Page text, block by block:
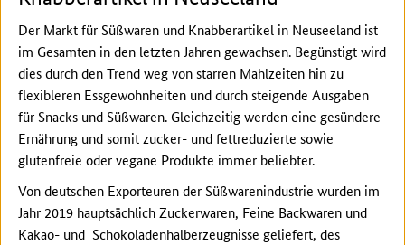
Der Markt für Süßwaren und Knabberartikel in Neuseeland ist
im Gesamten in den letzten Jahren gewachsen. Begünstigt wird
dies durch den Trend weg von starren Mahlzeiten hin zu
flexibleren Essgewohnheiten und durch steigende Ausgaben
für Snacks und Süßwaren. Gleichzeitig werden eine gesündere
Ernährung und somit zucker- und fettreduzierte sowie
glutenfreie oder vegane Produkte immer beliebter.
Von deutschen Exporteuren der Süßwarenindustrie wurden im
Jahr 2019 hauptsächlich Zuckerwaren, Feine Backwaren und
Kakao- und Schokoladenhalberzeugnisse geliefert, des